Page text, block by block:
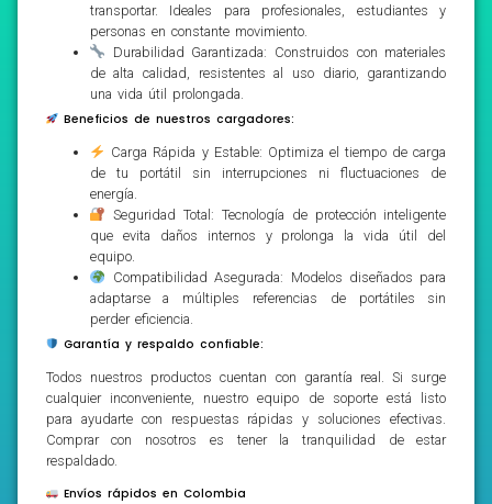
transportar. Ideales para profesionales, estudiantes y
personas en constante movimiento.
Durabilidad Garantizada: Construidos con materiales
de alta calidad, resistentes al uso diario, garantizando
una vida útil prolongada.
Beneficios de nuestros cargadores:
Carga Rápida y Estable: Optimiza el tiempo de carga
de tu portátil sin interrupciones ni fluctuaciones de
energía.
Seguridad Total: Tecnología de protección inteligente
que evita daños internos y prolonga la vida útil del
equipo.
Compatibilidad Asegurada: Modelos diseñados para
adaptarse a múltiples referencias de portátiles sin
perder eficiencia.
Garantía y respaldo confiable:
Todos nuestros productos cuentan con garantía real. Si surge
cualquier inconveniente, nuestro equipo de soporte está listo
para ayudarte con respuestas rápidas y soluciones efectivas.
Comprar con nosotros es tener la tranquilidad de estar
respaldado.
Envíos rápidos en Colombia